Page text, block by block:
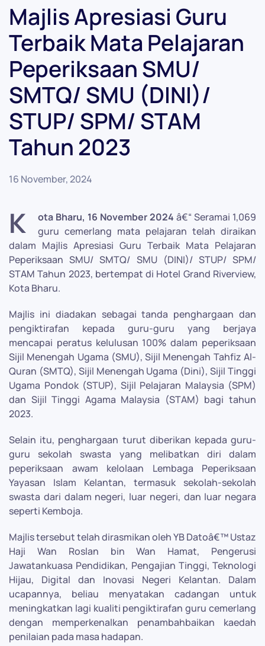
Majlis Apresiasi Guru
Terbaik Mata Pelajaran
Peperiksaan SMU/
SMTQ/ SMU (DINI)/
STUP/ SPM/ STAM
Tahun 2023
16 November, 2024
K ota Bharu, 16 November 2024 â€“ Seramai 1,069
guru cemerlang mata pelajaran telah diraikan
dalam Majlis Apresiasi Guru Terbaik Mata Pelajaran
Peperiksaan SMU/ SMTQ/ SMU (DINI)/ STUP/ SPM/
STAM Tahun 2023, bertempat di Hotel Grand Riverview,
Kota Bharu.
Majlis ini diadakan sebagai tanda penghargaan dan
pengiktirafan kepada guru-guru yang berjaya
mencapai peratus kelulusan 100% dalam peperiksaan
Sijil Menengah Ugama (SMU), Sijil Menengah Tahfiz Al-
Quran (SMTQ), Sijil Menengah Ugama (Dini), Sijil Tinggi
Ugama Pondok (STUP), Sijil Pelajaran Malaysia (SPM)
dan Sijil Tinggi Agama Malaysia (STAM) bagi tahun
2023.
Selain itu, penghargaan turut diberikan kepada guru-
guru sekolah swasta yang melibatkan diri dalam
peperiksaan awam kelolaan Lembaga Peperiksaan
Yayasan Islam Kelantan, termasuk sekolah-sekolah
swasta dari dalam negeri, luar negeri, dan luar negara
seperti Kemboja.
Majlis tersebut telah dirasmikan oleh YB Datoâ€™ Ustaz
Haji Wan Roslan bin Wan Hamat, Pengerusi
Jawatankuasa Pendidikan, Pengajian Tinggi, Teknologi
Hijau, Digital dan Inovasi Negeri Kelantan. Dalam
ucapannya, beliau menyatakan cadangan untuk
meningkatkan lagi kualiti pengiktirafan guru cemerlang
dengan memperkenalkan penambahbaikan kaedah
penilaian pada masa hadapan.